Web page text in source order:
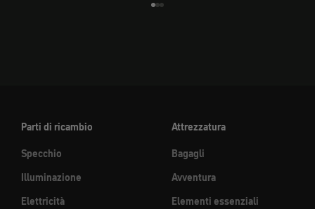
Parti di ricambio
Specchio
Illuminazione
Elettricità
Attrezzatura
Bagagli
Avventura
Elementi essenziali